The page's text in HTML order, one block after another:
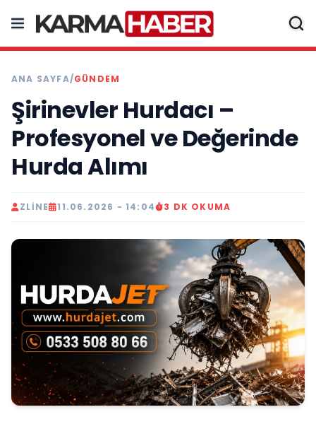
ANA SAYFA/GÜNDEM
Şirinevler Hurdacı –
Profesyonel ve Değerinde
Hurda Alımı
ZLINE 11.06.2026 - 14:04 3 DK OKUMA